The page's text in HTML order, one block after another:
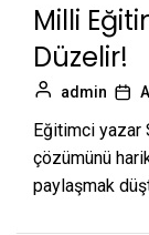
Milli
Düzelir!
admin
Eğitimci yazar
çözümünü
paylaşmak